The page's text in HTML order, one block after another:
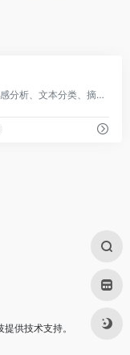
一个人工智能工具包，允许NER、情感分析、文本分类、摘要、问题回答、文本生成和语言检测。
提供技术支持。